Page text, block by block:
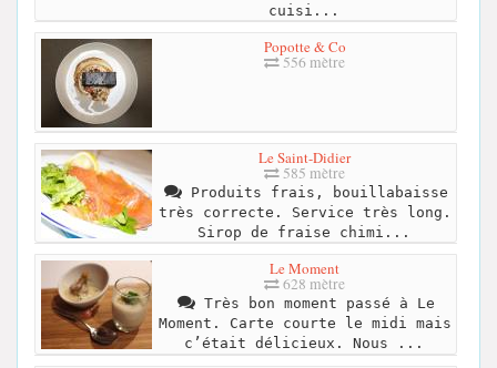
cuisi...
Popotte & Co
556 mètre
Le Saint-Didier
585 mètre
Produits frais, bouillabaisse
très correcte. Service très long.
Sirop de fraise chimi...
Le Moment
628 mètre
Très bon moment passé à Le
Moment. Carte courte le midi mais
c’était délicieux. Nous ...